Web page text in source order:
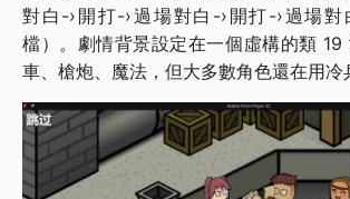
對白-›開打-›過場對白-›開打-›過場
檔）。劇情背景設定在一個虛構的類 19
車、槍炮、魔法，但大多數角色還在用冷